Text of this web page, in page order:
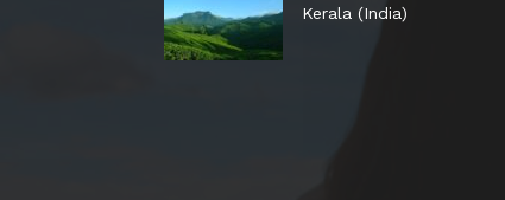
Kerala (India)